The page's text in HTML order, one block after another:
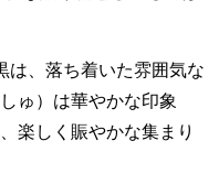
は、落ち着いた雰囲気な
ゅ）は華やかな印象
楽しく賑やかな集まり